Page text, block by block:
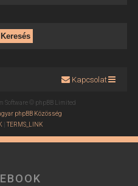
Kapcsolat
Software © phpBB Limited
phpBB Közösség
|TERMS_LINK